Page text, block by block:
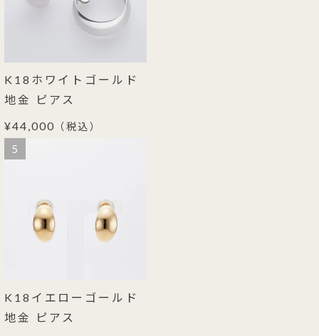
K18ホワイトゴールド
地金 ピアス
¥44,000 （税込）
5
K18イエローゴールド
地金 ピアス